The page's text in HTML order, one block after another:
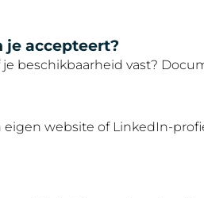
je accepteert?
beschikbaarheid vast?
website of LinkedIn-